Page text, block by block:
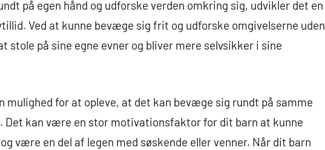
på egen hånd og udforske verden omkring sig, udvikler det en
Ved at kunne bevæge sig frit og udforske omgivelserne uden
på sine egne evner og bliver mere selvsikker i sine
mulighed for at opleve, at det kan bevæge sig rundt på samme
Det kan være en stor motivationsfaktor for dit barn at kunne
være en del af legen med søskende eller venner. Når dit barn